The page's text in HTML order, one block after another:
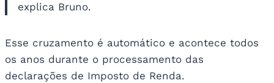
explica Bruno.
Esse cruzamento é automático e acontece todos
os anos durante o processamento das
declarações de Imposto de Renda.